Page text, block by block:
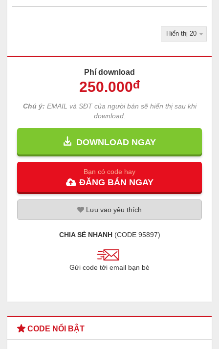
Phí download
250.000đ
Chú ý: EMAIL và SĐT của người bán sẽ hiển thị sau khi
download.
DOWNLOAD NGAY
Bạn có code hay
ĐĂNG BÁN NGAY
Lưu vao yêu thích
CHIA SẺ NHANH(CODE 95897)
Gửi code tới email bạn bè
CODE NỔI BẬT